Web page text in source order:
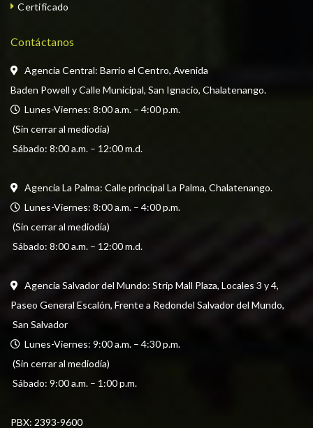
Certificado
Contáctanos
Agencia Central: Barrio el Centro, Avenida
Baden Powell y Calle Municipal, San Ignacio, Chalatenango.
  Lunes-Viernes: 8:00 a.m. – 4:00 p.m.
(Sin cerrar al mediodía)
Sábado: 8:00 a.m. – 12:00 m.d.
Agencia La Palma: Calle principal La Palma, Chalatenango.
  Lunes-Viernes: 8:00 a.m. – 4:00 p.m.
(Sin cerrar al mediodía)
Sábado: 8:00 a.m. – 12:00 m.d.
Agencia Salvador del Mundo: Strip Mall Plaza, Locales 3 y 4,
Paseo General Escalón, Frente a Redondel Salvador del Mundo,
San Salvador
  Lunes-Viernes: 9:00 a.m. – 4:30 p.m.
(Sin cerrar al mediodía)
Sábado: 9:00 a.m. – 1:00 p.m.
PBX: 2393-9600